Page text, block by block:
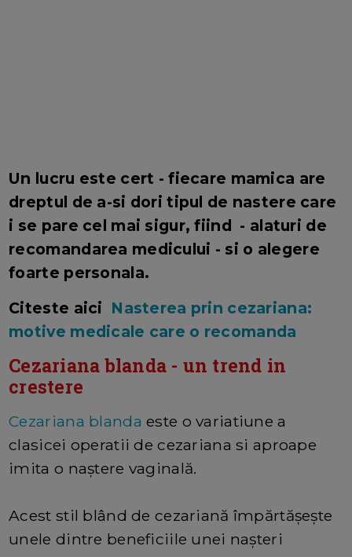
Un lucru este cert - fiecare mamica are
dreptul de a-si dori tipul de nastere care
i se pare cel mai sigur, fiind - alaturi de
recomandarea medicului - si o alegere
foarte personala.
Citeste aici Nasterea prin cezariana:
motive medicale care o recomanda
Cezariana blanda - un trend in
crestere
Cezariana blanda este o variatiune a
clasicei operatii de cezariana si aproape
imita o naștere vaginală.
Acest stil blând de cezariană împărtășește
unele dintre beneficiile unei nașteri